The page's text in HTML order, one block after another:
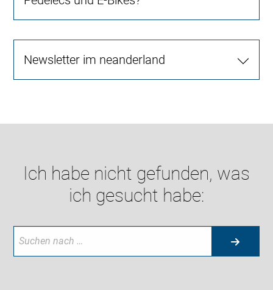
Newsletter im neanderland
Ich habe nicht gefunden, was
ich gesucht habe: